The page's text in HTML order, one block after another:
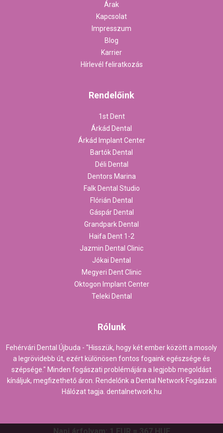
Árak
Kapcsolat
Impresszum
Blog
Karrier
Hírlevél feliratkozás
Rendelőink
1st Dent
Árkád Dental
Árkád Implant Center
Bartók Dental
Déli Dental
Dentors Marina
Falk Dental Studio
Flórián Dental
Gáspár Dental
Grandpark Dental
Haifa Dent 1-2
Jazmin Dental Clinic
Jókai Dental
Megyeri Dent Clinic
Oktogon Implant Center
Teleki Dental
Rólunk
Fehérvári Dental Újbuda - "Hisszük, hogy két ember között a mosoly
a legrövidebb út, ezért különösen fontos fogaink egészsége és
szépsége." Minden fogászati problémájára a legjobb megoldást
kínáljuk, megfizethető áron. Rendelőnk a Dental Network Fogászati
Hálózat tagja. dentalnetwork.hu